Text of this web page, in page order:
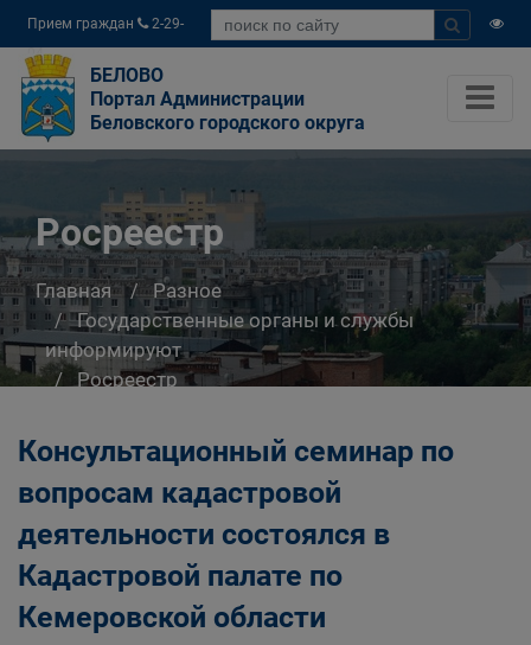
Прием граждан
2-29-
04
БЕЛОВО
Портал Администрации
Беловского городского округа
Росреестр
Главная
Разное
Государственные органы и службы
информируют
Росреестр
Консультационный семинар по
вопросам кадастровой
деятельности состоялся в
Кадастровой палате по
Кемеровской области